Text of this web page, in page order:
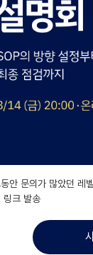
안 문의가 많았던 레
링크 발송